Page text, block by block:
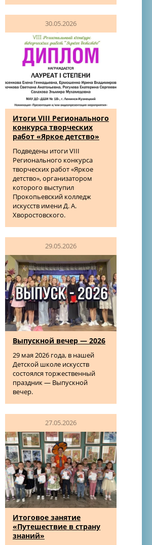
30.05.2026
Итоги VIII Регионального
конкурса творческих
работ «Яркое детство»
Подведены итоги VIII
Регионального конкурса
творческих работ «Яркое
детство», организатором
которого выступил
Прокопьевский колледж
искусств имени Д. А.
Хворостовского.
29.05.2026
Выпускной вечер — 2026
29 мая 2026 года, в нашей
Детской школе искусств
состоялся торжественный
праздник — Выпускной
вечер.
27.05.2026
Итоговое занятие
«Путешествие в страну
знаний»